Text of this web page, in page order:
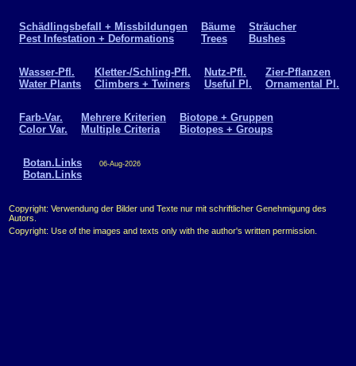
Schädlingsbefall + Missbildungen
Pest Infestation + Deformations
Bäume
Trees
Sträucher
Bushes
Wasser-Pfl.
Water Plants
Kletter-/Schling-Pfl.
Climbers + Twiners
Nutz-Pfl.
Useful Pl.
Zier-Pflanzen
Ornamental Pl.
Farb-Var.
Color Var.
Mehrere Kriterien
Multiple Criteria
Biotope + Gruppen
Biotopes + Groups
Botan.Links
Botan.Links
06-Aug-2026
Copyright: Verwendung der Bilder und Texte nur mit schriftlicher Genehmigung des
Autors.
Copyright: Use of the images and texts only with the author's written permission.